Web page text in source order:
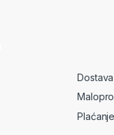
Dostava
Plaćanje